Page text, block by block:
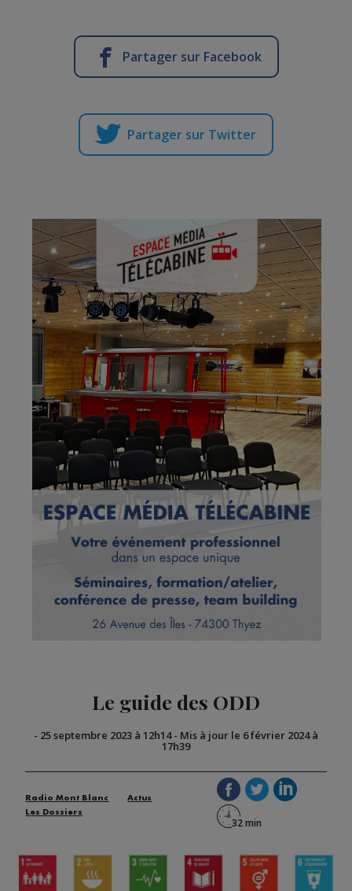
Partager sur Facebook
Partager sur Twitter
Le guide des ODD
- 25 septembre 2023 à 12h14- Mis à jour le 6 février 2024 à
17h39
Radio Mont Blanc
Actus
Les Dossiers